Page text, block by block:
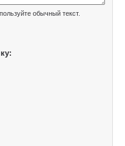
обычный текст.